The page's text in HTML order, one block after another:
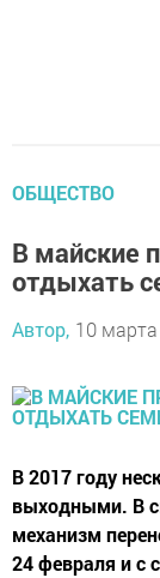
ОБЩЕСТВО
В майские
отдыхать
Автор, 10
В 2017 году
выходными. В
механизм
24 февраля и с